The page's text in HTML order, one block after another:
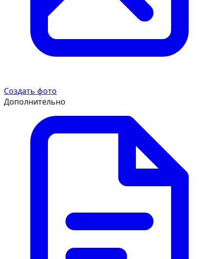
Создать фото
Дополнительно